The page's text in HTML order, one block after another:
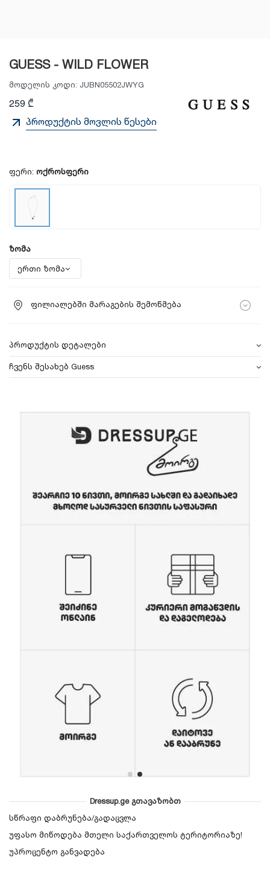
GUESS - WILD FLOWER
მოდელის კოდი: JUBN05502JWYG
259 ₾
პროდუქტის მოვლის წესები
ფერი: ოქროსფერი
ზომა
ფილიალებში მარაგების შემოწმება
პროდუქტის დეტალები
ჩვენს შესახებ Guess
Dressup.ge გთავაზობთ
სწრაფი დაბრუნება/გადაცვლა
უფასო მიწოდება მთელი საქართველოს ტერიტორიაზე!
უპროცენტო განვადება